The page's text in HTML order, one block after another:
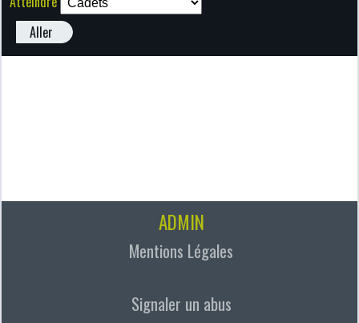
Aller
ADMIN
Mentions Légales
Signaler un abus